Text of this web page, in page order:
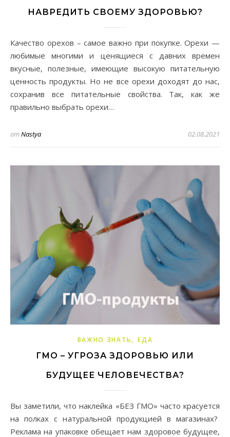
НАВРЕДИТЬ СВОЕМУ ЗДОРОВЬЮ?
Качество орехов – самое важно при покупке. Орехи —
любимые многими и ценящиеся с давних времен
вкусные, полезные, имеющие высокую питательную
ценность продукты. Но не все орехи доходят до нас,
сохранив все питательные свойства. Так, как же
правильно выбрать орехи…
отNastya 02.08.2021
ВАЖНО ЗНАТЬ,ЕДА
ГМО – УГРОЗА ЗДОРОВЬЮ ИЛИ
БУДУЩЕЕ ЧЕЛОВЕЧЕСТВА?
Вы заметили, что наклейка «БЕЗ ГМО» часто красуется
на полках с натуральной продукцией в магазинах?
Реклама на упаковке обещает нам здоровое будущее,